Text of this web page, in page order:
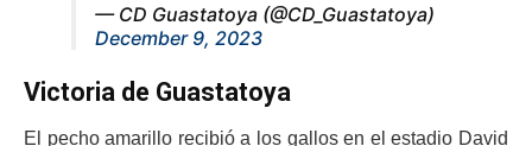
— CD Guastatoya (@CD_Guastatoya)
December 9, 2023
Victoria de Guastatoya
El pecho amarillo recibió a los gallos en el estadio David